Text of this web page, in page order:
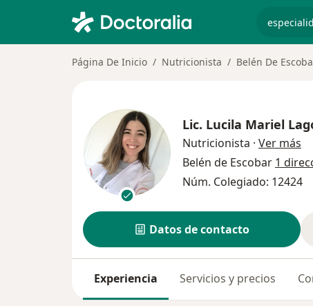
Página De Inicio Nutricionista Belén De
Lic. Lucila Mariel
Nutricionista · Ver más
Belén de Escobar 1
Núm. Colegiado: 12424
Datos de contacto
Experiencia Servicios y precios